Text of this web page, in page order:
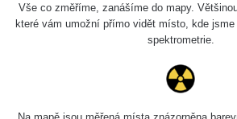
Vše co změříme, zanášíme do mapy.
které vám umožní přímo vidět místo, kde
spektrometrie.